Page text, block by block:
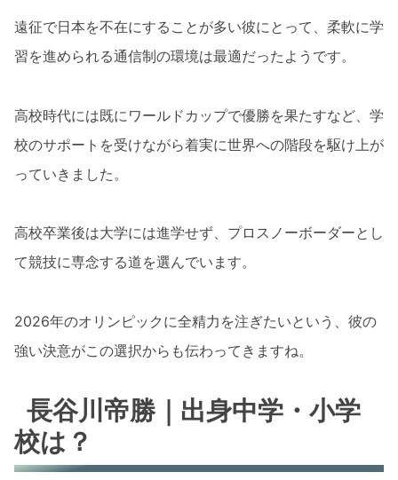
遠征で日本を不在にすることが多い彼にとって、柔軟に学
習を進められる通信制の環境は最適だったようです。
高校時代には既にワールドカップで優勝を果たすなど、学
校のサポートを受けながら着実に世界への階段を駆け上が
っていきました。
高校卒業後は大学には進学せず、プロスノーボーダーとし
て競技に専念する道を選んでいます。
2026年のオリンピックに全精力を注ぎたいという、彼の
強い決意がこの選択からも伝わってきますね。
長谷川帝勝｜出身中学・小学
校は？